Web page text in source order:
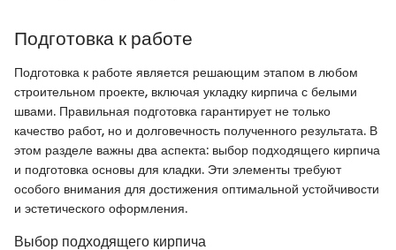
Подготовка к работе
Подготовка к работе является решающим этапом в любом
строительном проекте, включая укладку кирпича с белыми
швами. Правильная подготовка гарантирует не только
качество работ, но и долговечность полученного результата. В
этом разделе важны два аспекта: выбор подходящего кирпича
и подготовка основы для кладки. Эти элементы требуют
особого внимания для достижения оптимальной устойчивости
и эстетического оформления.
Выбор подходящего кирпича